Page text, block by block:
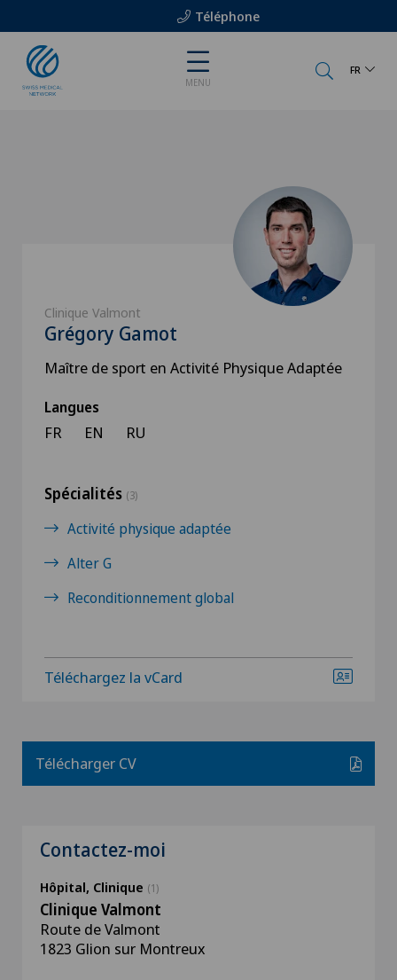
Téléphone
MENU
FR
Clinique Valmont
Grégory Gamot
Maître de sport en Activité Physique Adaptée
Langues
FR EN RU
Spécialités (3)
Activité physique adaptée
Alter G
Reconditionnement global
Téléchargez la vCard
Télécharger CV
Contactez-moi
Hôpital, Clinique (1)
Clinique Valmont
Route de Valmont
1823 Glion sur Montreux